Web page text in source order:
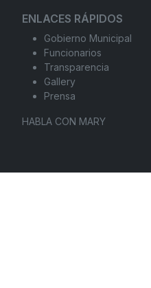
ENLACES RÁPIDOS
Gobierno Municipal
Funcionarios
Transparencia
Gallery
Prensa
HABLA CON MARY